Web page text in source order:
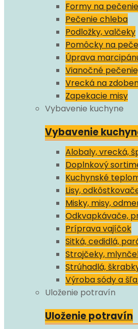
Formy na pečenie
Pečenie chleba
Podložky, valčeky
Pomôcky na
Úprava
Vianočné
Vrecká na
Zapekacie misy
Vybavenie kuchyne
Vybavenie
Alobaly, vrecká,
Doplnkový
Kuchynské
Lisy,
Misky, misy,
Odkvapkávače,
Príprava vajíčok
Sitká, cedidlá,
Strojčeky,
Strúhadlá,
Výroba sódy a
Uloženie potravín
Uloženie potravín